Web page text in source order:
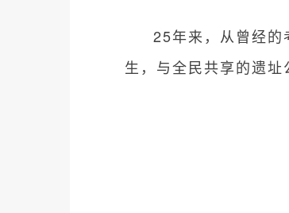
25年来，从曾经的
生，与全民共享的遗址